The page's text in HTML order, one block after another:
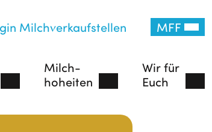
Milchverkaufstellen MFF
Milch-
hoheiten
Wir für
Euch